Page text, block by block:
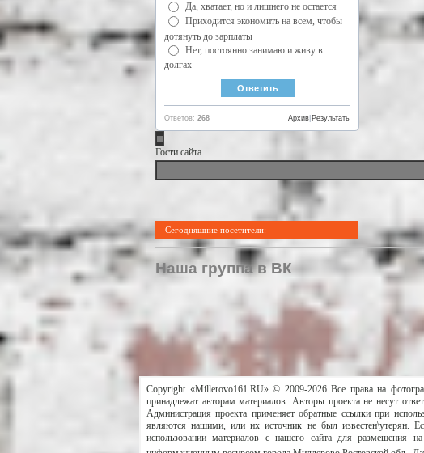
Да, хватает, но и лишнего не остается
Приходится экономить на всем, чтобы
дотянуть до зарплаты
Нет, постоянно занимаю и живу в
долгах
Ответов: 268 Результаты
Архив
Гости сайта
Сегодняшние посетители:
Наша группа в ВК
Copyright «Millerovo161.RU» © 2009-2026 Все права на
принадлежат авторам материалов. Авторы проекта не несут
Администрация проекта применяет обратные ссылки при
являются нашими, или их источник не был известен\утерян.
использовании материалов с нашего сайта для размещения